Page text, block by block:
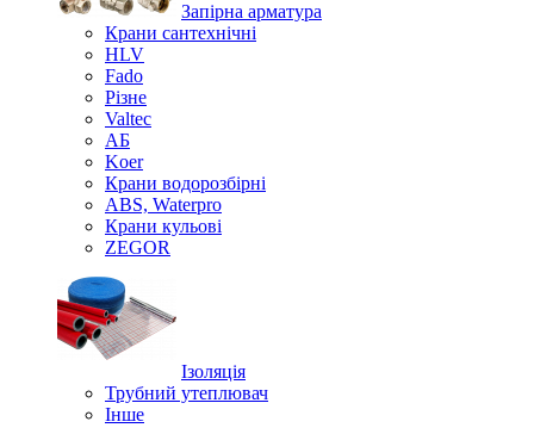
Запірна арматура
Крани сантехнічні
HLV
Fado
Різне
Valtec
АБ
Koer
Крани водорозбірні
ABS, Waterpro
Крани кульові
ZEGOR
Ізоляція
Трубний утеплювач
Інше